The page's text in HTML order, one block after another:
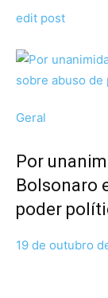
edit post
Geral
Por
Bolsonaro
poder
19 de outubro